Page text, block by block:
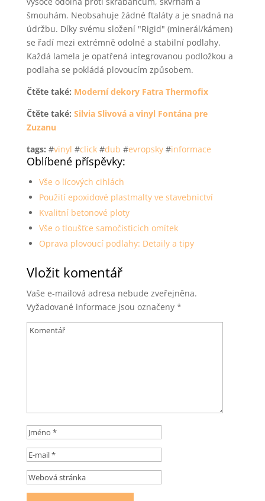
šmouhám. Neobsahuje žádné ftaláty a je snadná na
údržbu. Díky svému složení "Rigid" (minerál/kámen)
se řadí mezi extrémně odolné a stabilní podlahy.
Každá lamela je opatřená integrovanou podložkou a
podlaha se pokládá plovoucím způsobem.
Čtěte také: Moderní dekory Fatra Thermofix
Čtěte také: Silvia Slivová a vinyl Fontána pre
Zuzanu
tags: #vinyl #click#dub #evropsky#informace
Oblíbené příspěvky:
Vše o lícových cihlách
Použití epoxidové plastmalty ve stavebnictví
Kvalitní betonové ploty
Vše o tloušťce samočisticích omítek
Oprava plovoucí podlahy: Detaily a tipy
Vložit komentář
Vaše e-mailová adresa nebude zveřejněna.
Vyžadované informace jsou označeny *